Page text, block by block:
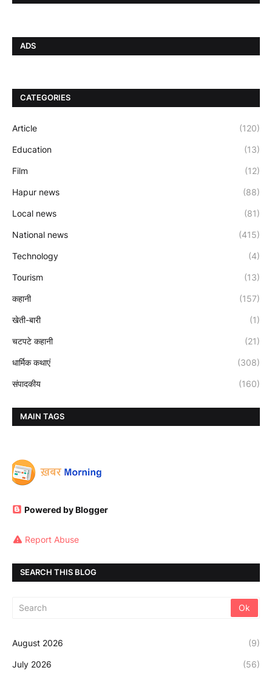
ADS
CATEGORIES
Article (120)
Education (13)
Film (12)
Hapur news (88)
Local news (81)
National news (415)
Technology (4)
Tourism (13)
कहानी (157)
खेती-बारी (1)
चटपटे कहानी (21)
धार्मिक कथाएं (308)
संपादकीय (160)
MAIN TAGS
Powered by Blogger
Report Abuse
SEARCH THIS BLOG
August 2026 (9)
July 2026 (56)